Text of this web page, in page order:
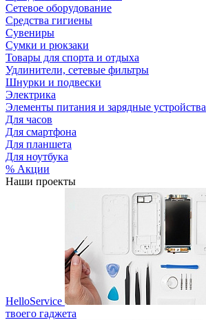
Сетевое оборудование
Средства гигиены
Сувениры
Сумки и рюкзаки
Товары для спорта и отдыха
Удлинители, сетевые фильтры
Шнурки и подвески
Электрика
Элементы питания и зарядные устройства
Для часов
Для смартфона
Для планшета
Для ноутбука
% Акции
Наши проекты
HelloService
твоего гаджета